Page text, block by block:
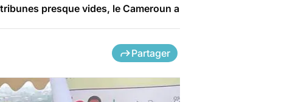
presque vides, le Cameroun a
Partager